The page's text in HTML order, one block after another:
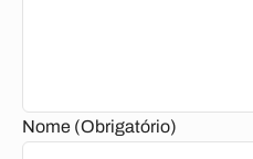
Nome (Obrigatório)